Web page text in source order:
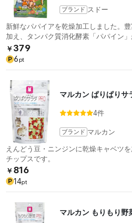
ブランド スドー
新鮮なパパイアを乾燥加工しました。
加え、タンパク質消化酵素「パパイン
サギに。
￥379
P 6 pt
マルカン ぱりぱり
4件
ブランド マルカン
えんどう豆・ニンジンに乾燥キャベツ
チップスです。
￥ 816
P 14pt
マルカン もりもり野